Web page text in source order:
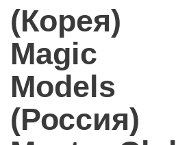
(Корея)
Magic
Models
(Россия)